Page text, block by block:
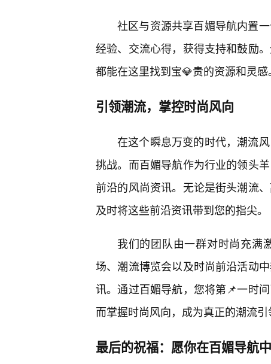
社区与资源共享百媚导航内置
经验、交流心得，获得支持和鼓励
都能在这里找到宝💎贵的资源和灵感
引领潮流，掌控时尚风向
在这个瞬息万变的时代，潮流
挑战。而百媚导航作为行业的领头
前沿的风尚资讯。无论是街头潮流
及时将这些前沿资讯带到您的指尖。
我们的团队由一群对时尚充满
场、潮流博览会以及时尚前沿活动
讯。通过百媚导航，您将第📌一时
而掌握时尚风向，成为真正的潮流引
最后的祝福：愿你在百媚导航